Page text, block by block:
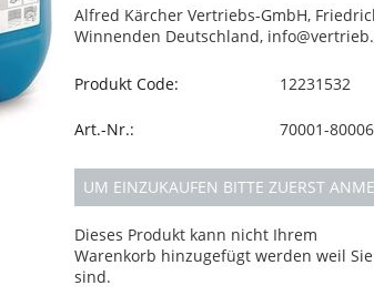
Alfred Kärcher Vertriebs-GmbH,
Winnenden Deutschland,
Produkt Code: 12231532
Art.-Nr.: 70001-
UM EINZUKAUFEN BITTE ZUERST
Dieses Produkt kann nicht Ihrem
Warenkorb hinzugefügt werden weil
sind.